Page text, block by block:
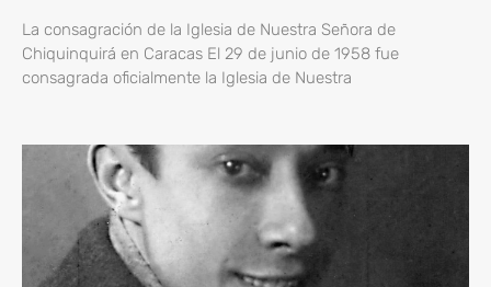
La consagración de la Iglesia de Nuestra Señora de
Chiquinquirá en Caracas El 29 de junio de 1958 fue
consagrada oficialmente la Iglesia de Nuestra